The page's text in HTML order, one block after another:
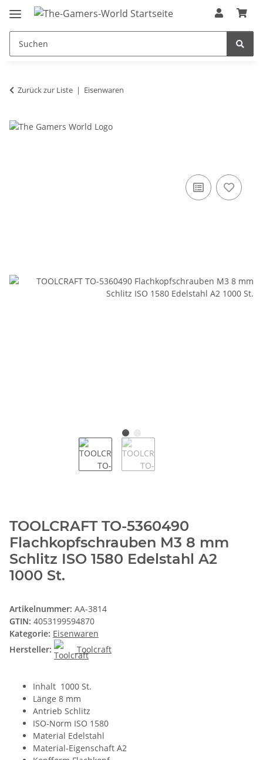
Zurück zur Liste Eisenwaren
TOOLCRAFT TO-5360490
Flachkopfschrauben M3 8 mm
Schlitz ISO 1580 Edelstahl A2
1000 St.
Artikelnummer: AA-3814
GTIN: 4053199594870
Kategorie: Eisenwaren
Hersteller:
Toolcraft
Inhalt 1000 St.
Länge 8 mm
Antrieb Schlitz
ISO-Norm ISO 1580
Material Edelstahl
Material-Eigenschaft A2